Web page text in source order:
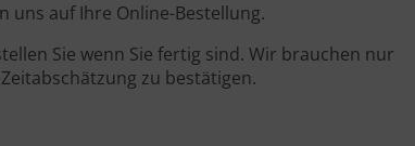
uns auf Ihre Online-Bestellung.
Sie wenn Sie fertig sind. Wir brauchen nur
zu bestätigen.